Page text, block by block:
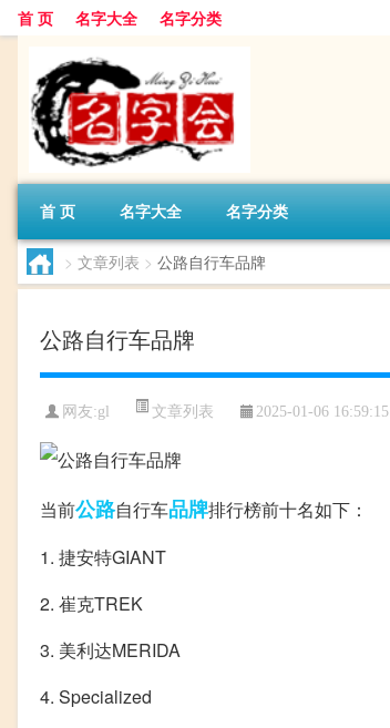
首 页 名字大全 名字分类
首 页 名字大全 名字分类
> 文章列表 > 公路自行车品牌
公路自行车品牌
网友:gl 文章列表 2025-01-06 16:59:15
当前公路自行车品牌排行榜前十名如下：
1. 捷安特GIANT
2. 崔克TREK
3. 美利达MERIDA
4. Specialized